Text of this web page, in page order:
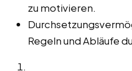
zu motivieren.
Regeln und Abläufe